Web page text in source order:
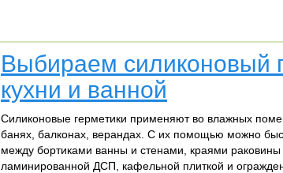
Выбираем силиконовый
кухни и ванной
Cиликоновые герметики применяют во влажных
банях, балконах, верандах. С их помощью можно
между бортиками ванны и стенами, краями
ламинированной ДСП, кафельной плиткой и